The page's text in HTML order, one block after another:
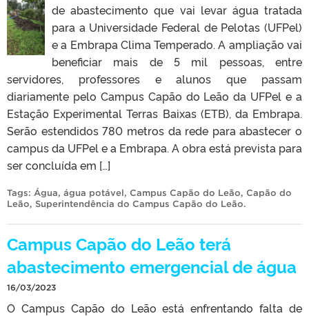
de abastecimento que vai levar água tratada
para a Universidade Federal de Pelotas (UFPel)
e a Embrapa Clima Temperado. A ampliação vai
beneficiar mais de 5 mil pessoas, entre
servidores, professores e alunos que passam
diariamente pelo Campus Capão do Leão da UFPel e a
Estação Experimental Terras Baixas (ETB), da Embrapa.
Serão estendidos 780 metros da rede para abastecer o
campus da UFPel e a Embrapa. A obra está prevista para
ser concluída em […]
Tags: Água, água potável, Campus Capão do Leão, Capão do
Leão, Superintendência do Campus Capão do Leão.
Campus Capão do Leão terá
abastecimento emergencial de água
16/03/2023
O Campus Capão do Leão está enfrentando falta de